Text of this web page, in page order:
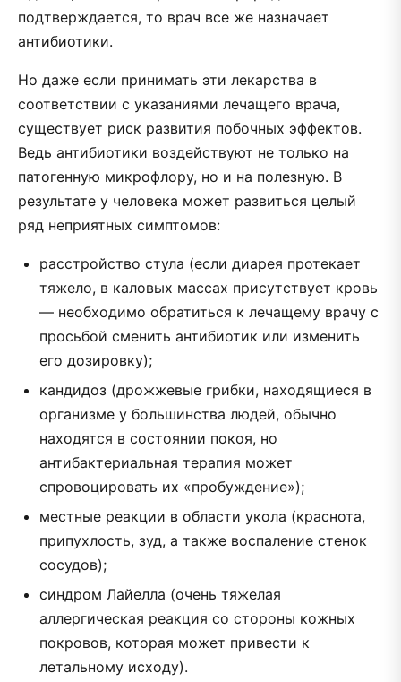
подтверждается, то врач все же назначает
антибиотики.
Но даже если принимать эти лекарства в
соответствии с указаниями лечащего врача,
существует риск развития побочных эффектов.
Ведь антибиотики воздействуют не только на
патогенную микрофлору, но и на полезную. В
результате у человека может развиться целый
ряд неприятных симптомов:
расстройство стула (если диарея протекает
тяжело, в каловых массах присутствует кровь
— необходимо обратиться к лечащему врачу с
просьбой сменить антибиотик или изменить
его дозировку);
кандидоз (дрожжевые грибки, находящиеся в
организме у большинства людей, обычно
находятся в состоянии покоя, но
антибактериальная терапия может
спровоцировать их «пробуждение»);
местные реакции в области укола (краснота,
припухлость, зуд, а также воспаление стенок
сосудов);
синдром Лайелла (очень тяжелая
аллергическая реакция со стороны кожных
покровов, которая может привести к
летальному исходу).